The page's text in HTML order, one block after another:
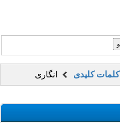
کلمات کلیدی انگاری